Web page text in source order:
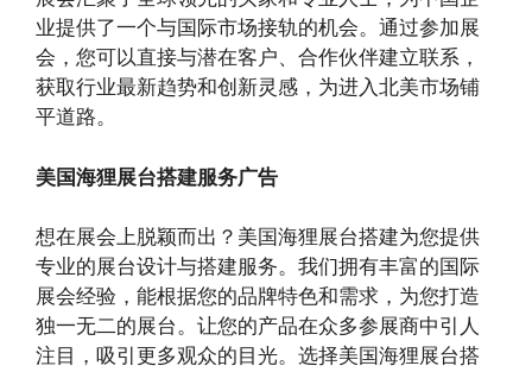
业提供了一个与国际市场接轨的机会。通过参加展
会，您可以直接与潜在客户、合作伙伴建立联系，
获取行业最新趋势和创新灵感，为进入北美市场铺
平道路。
美国海狸展台搭建服务广告
想在展会上脱颖而出？美国海狸展台搭建为您提供
专业的展台设计与搭建服务。我们拥有丰富的国际
展会经验，能根据您的品牌特色和需求，为您打造
独一无二的展台。让您的产品在众多参展商中引人
注目，吸引更多观众的目光。选择美国海狸展台搭